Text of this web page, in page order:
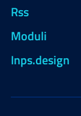
Rss
Moduli
Inps.design